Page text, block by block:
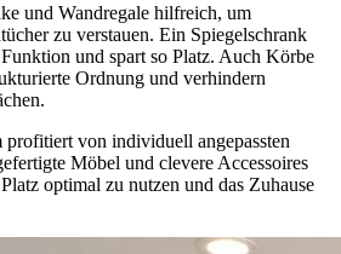
und Wandregale hilfreich, um
zu verstauen. Ein Spiegelschrank
und spart so Platz. Auch Körbe
Ordnung und verhindern
profitiert von individuell angepassten
Möbel und clevere Accessoires
optimal zu nutzen und das Zuhause